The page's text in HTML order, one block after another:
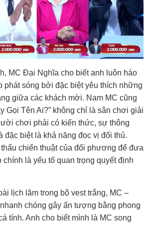
MC Đại Nghĩa cho biết anh luôn háo
phát sóng bởi đặc biệt yêu thích những
giữa các khách mời. Nam MC cũng
Gọi Tên Ai?” không chỉ là sân chơi giải
chơi phải có kiến thức, sự thông
đặc biệt là khả năng đọc vị đối thủ.
chiến thuật của đối phương để đưa
là yếu tố quan trọng quyết định
lịch lãm trong bộ vest trắng, MC –
chóng gây ấn tượng bằng phong
tính. Anh cho biết mình là MC song